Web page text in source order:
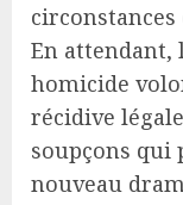
circonstances
En attendant,
homicide
récidive
soupçons qui
nouveau